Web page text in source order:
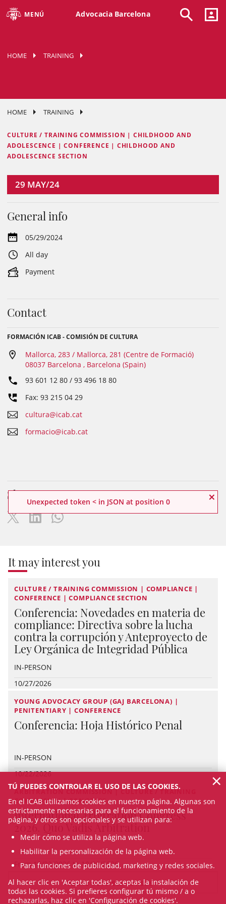
MENÚ Advocacia Barcelona
HOME TRAINING
HOME TRAINING
CULTURE / TRAINING COMMISSION | CHILDHOOD AND
ADOLESCENCE | CONFERENCE | CHILDHOOD AND
ADOLESCENCE SECTION
29 MAY/24
General info
05/29/2024
All day
Payment
Contact
FORMACIÓN ICAB - COMISIÓN DE CULTURA
Mallorca, 283 / Mallorca, 281 (Centre de Formació)
08037 Barcelona , Barcelona (Spain)
93 601 12 80 / 93 496 18 80
Fax: 93 215 04 29
cultura@icab.cat
formacio@icab.cat
Share
It may interest you
CULTURE / TRAINING COMMISSION | COMPLIANCE |
CONFERENCE | COMPLIANCE SECTION
Conferencia: Novedades en materia de
compliance: Directiva sobre la lucha
contra la corrupción y Anteproyecto de
Ley Orgánica de Integridad Pública
IN-PERSON
10/27/2026
YOUNG ADVOCACY GROUP (GAJ BARCELONA) |
PENITENTIARY | CONFERENCE
Conferencia: Hoja Histórico Penal
IN-PERSON
10/22/2026
ARBITRATION COMMISSION | CULTURE / TRAINING
COMMISSION | CONGRESS
International Arbitration Congress
2026. Quo Vadis Arbitration
From 10/22/2026 to 10/23/2026
VEURE TOTS ELS CURSOS
TÚ PUEDES CONTROLAR EL USO DE LAS COOKIES.
En el ICAB utilizamos cookies en nuestra página. Algunas son
estrictamente necesarias para el funcionamiento de la
página, y otros son opcionales y se utilizan para:
Medir cómo se utiliza la página web.
Habilitar la personalización de la página web.
Para funciones de publicidad, marketing y redes sociales.
Al hacer clic en 'Aceptar todas', aceptas la instalación de
todas las cookies. Si prefieres configurar tú mismo / a o
rechazarlas, haz clic en 'Configuración de cookies'.
×
Unexpected token < in JSON at position 0 ×